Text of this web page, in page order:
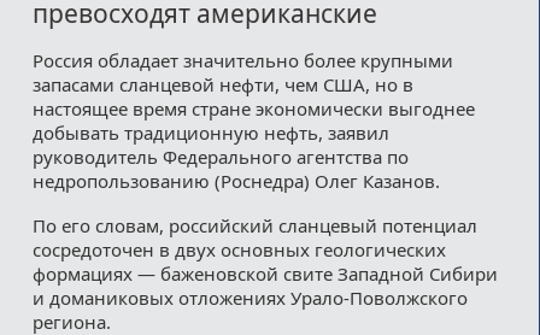
Медиакит
Контакты
превосходят американские
Россия обладает значительно более крупными
запасами сланцевой нефти, чем США, но в
настоящее время стране экономически выгоднее
добывать традиционную нефть, заявил
руководитель Федерального агентства по
недропользованию (Роснедра) Олег Казанов.
По его словам, российский сланцевый потенциал
сосредоточен в двух основных геологических
формациях — баженовской свите Западной Сибири
и доманиковых отложениях Урало-Поволжского
региона.